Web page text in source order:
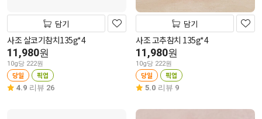
담기
사조 살코기참치135g*4
11,980원
10g당 222원
당일 픽업
4.9 리뷰 26
담기
사조 고추참치 135g*4
11,980원
10g당 222원
당일 픽업
5.0 리뷰 9